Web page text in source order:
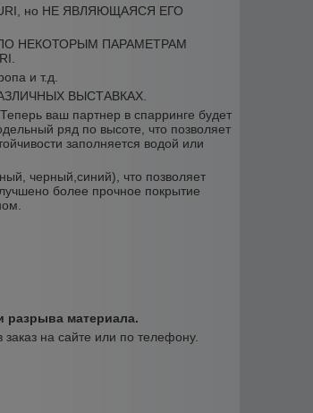
но НЕ ЯВЛЯЮЩАЯСЯ ЕГО
НЕКОТОРЫМ ПАРАМЕТРАМ
и т.д.
ВЫСТАВКАХ.
ваш партнер в спарринге будет
ряд по высоте, что позволяет
заполняется водой или
черный,синий), что позволяет
более прочное покрытие
разрыва материала.
на сайте или по телефону.